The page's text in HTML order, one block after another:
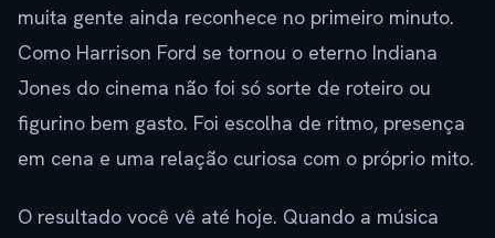
muita gente ainda reconhece no primeiro minuto.
Como Harrison Ford se tornou o eterno Indiana
Jones do cinema não foi só sorte de roteiro ou
figurino bem gasto. Foi escolha de ritmo, presença
em cena e uma relação curiosa com o próprio mito.
O resultado você vê até hoje. Quando a música